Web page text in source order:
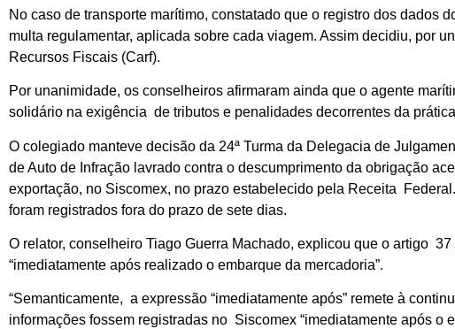
No caso de transporte marítimo, constatado que o registro dos dados
multa regulamentar, aplicada sobre cada viagem. Assim decidiu, por
Recursos Fiscais (Carf).
Por unanimidade, os conselheiros afirmaram ainda que o agente
solidário na exigência de tributos e penalidades decorrentes da
O colegiado manteve decisão da 24ª Turma da Delegacia de
de Auto de Infração lavrado contra o descumprimento da obrigação
exportação, no Siscomex, no prazo estabelecido pela Receita
foram registrados fora do prazo de sete dias.
O relator, conselheiro Tiago Guerra Machado, explicou que o artigo
“imediatamente após realizado o embarque da mercadoria”.
“Semanticamente, a expressão “imediatamente após” remete à
informações fossem registradas no Siscomex “imediatamente após